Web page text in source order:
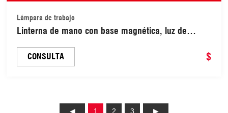
Lámpara de trabajo
Linterna de mano con base magnética, luz de
CONSULTA $
1 2 3